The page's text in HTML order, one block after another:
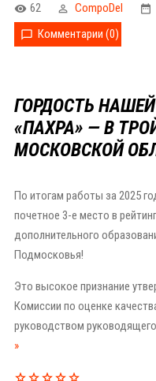
62 CompoDel
Комментарии (0)
ГОРДОСТЬ
«ПАХРА» — В
МОСКОВСКОЙ
По итогам работы за 2025
почетное 3-е место в
дополнительного
Подмосковья!
Это высокое признание
Комиссии по оценке
руководством
»